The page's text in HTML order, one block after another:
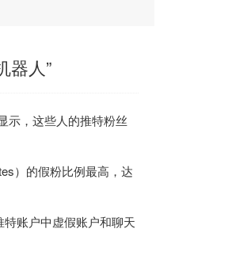
器人”
示，这些人的推特粉丝
）的假粉比例最高，达
账户中虚假账户和聊天